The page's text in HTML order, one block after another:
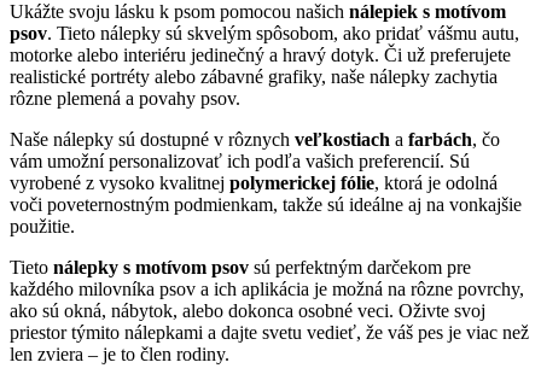
Ukážte svoju lásku k psom pomocou našich nálepiek s motívom
psov. Tieto nálepky sú skvelým spôsobom, ako pridať vášmu autu,
motorke alebo interiéru jedinečný a hravý dotyk. Či už preferujete
realistické portréty alebo zábavné grafiky, naše nálepky zachytia
rôzne plemená a povahy psov.
Naše nálepky sú dostupné v rôznych veľkostiach a farbách, čo
vám umožní personalizovať ich podľa vašich preferencií. Sú
vyrobené z vysoko kvalitnej polymerickej fólie, ktorá je odolná
voči poveternostným podmienkam, takže sú ideálne aj na vonkajšie
použitie.
Tieto nálepky s motívom psov sú perfektným darčekom pre
každého milovníka psov a ich aplikácia je možná na rôzne povrchy,
ako sú okná, nábytok, alebo dokonca osobné veci. Oživte svoj
priestor týmito nálepkami a dajte svetu vedieť, že váš pes je viac než
len zviera – je to člen rodiny.